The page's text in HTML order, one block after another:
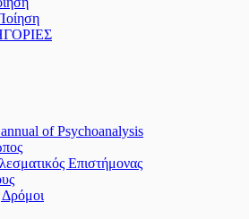
of Psychoanalysis
Επιστήμονας